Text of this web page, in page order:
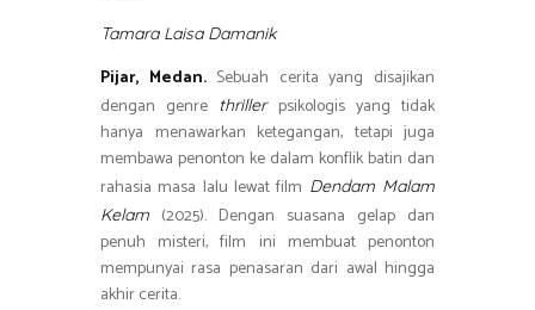
ok A
p
p
m
e
Tamara Laisa Damanik
Pijar, Medan. Sebuah cerita yang disajikan
dengan genre
thrillerpsikologis yang tidak
hanya menawarkan ketegangan, tetapi juga
membawa penonton ke dalam konflik batin dan
rahasia masa lalu lewat film Dendam Malam
Kelam
(2025). Dengan suasana gelap dan
penuh misteri, film ini membuat penonton
mempunyai rasa penasaran dari awal hingga
akhir cerita.